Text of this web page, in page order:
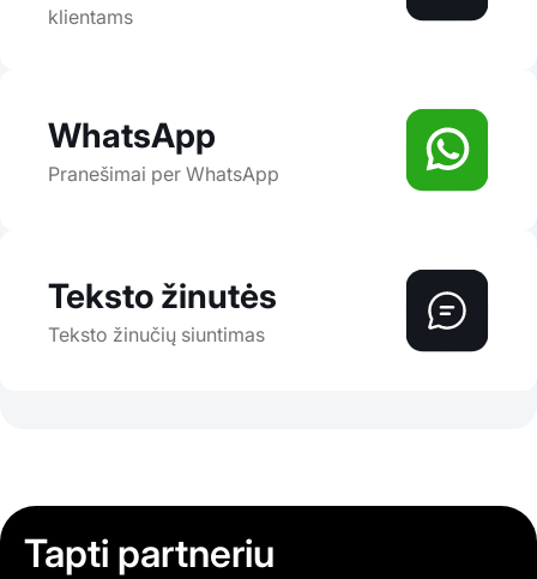
klientams
WhatsApp
Pranešimai per WhatsApp
Teksto žinutės
Teksto žinučių siuntimas
Tapti partneriu